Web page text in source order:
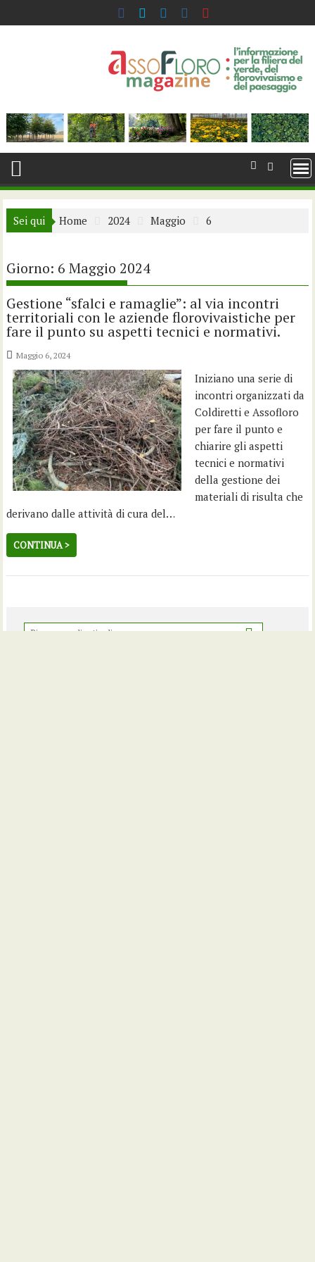
to
Sei qui Home 2024 Maggio 6
Giorno: 6 Maggio 2024
Gestione “sfalci e ramaglie”: al via incontri
territoriali con le aziende florovivaistiche per
fare il punto su aspetti tecnici e normativi.
Maggio 6, 2024
Iniziano una serie di
incontri organizzati da
Coldiretti e Assofloro
per fare il punto e
chiarire gli aspetti
tecnici e normativi
della gestione dei
materiali di risulta che
derivano dalle attività di cura del…
CONTINUA >